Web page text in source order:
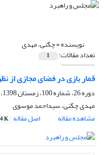
نویسنده =چگنی، مهدی
تعداد مقالات: 1
قمار بازی در فضای مجازی از
دوره 26، شماره 100، زمستان 1398، صفحه
مهدی چگنی، سیداحمد موسوی
مشاهده مقاله
اصل مقاله K